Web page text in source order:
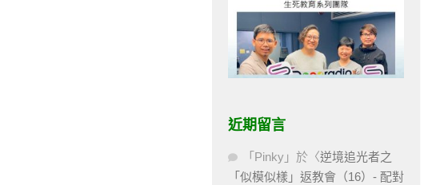
近期留言
「 Pinky 」於〈逆境追光者之
「似模似樣」返教會（16）- 配對